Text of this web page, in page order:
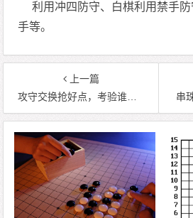
利用冲四防守、白棋利用禁手防
手等。
上一篇
攻守交换抢好点，考验谁先出错
串